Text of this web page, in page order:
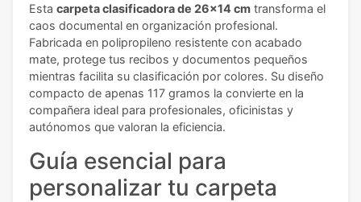
Esta carpeta clasificadora de 26x14 cm transforma el
caos documental en organización profesional.
Fabricada en polipropileno resistente con acabado
mate, protege tus recibos y documentos pequeños
mientras facilita su clasificación por colores. Su diseño
compacto de apenas 117 gramos la convierte en la
compañera ideal para profesionales, oficinistas y
autónomos que valoran la eficiencia.
Guía esencial para
personalizar tu carpeta